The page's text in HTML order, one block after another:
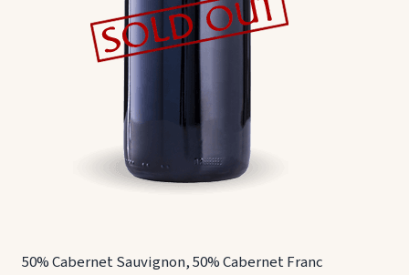
50% Cabernet Sauvignon, 50% Cabernet Franc